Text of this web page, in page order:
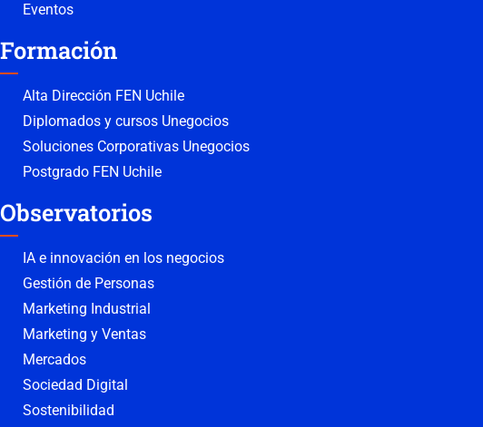
Eventos
Formación
Alta Dirección FEN Uchile
Diplomados y cursos Unegocios
Soluciones Corporativas Unegocios
Postgrado FEN Uchile
Observatorios
IA e innovación en los negocios
Gestión de Personas
Marketing Industrial
Marketing y Ventas
Mercados
Sociedad Digital
Sostenibilidad